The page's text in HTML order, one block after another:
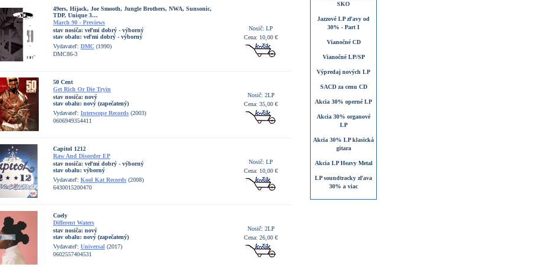
49ers, Hijack, Joe Smooth, Jungle Brothers, NWA, Sunsonic,
TDP, Unique 3…
March 90 - Previews
stav nosiča: veľmi dobrý - výborný
stav obalu: veľmi dobrý - výborný
Vydavateľ: DMC (1990)
DMC86-3
Nosič: LP
Cena: 10,00 €
50 Cent
Get Rich Or Die Tryin
stav nosiča: nový
stav obalu: nový (zapečatený)
Vydavateľ: Interscope Records (2003)
0606949354411
Nosič: 2LP
Cena: 35,00 €
Capitol 1212
Raw And Disorder EP
stav nosiča: veľmi dobrý - výborný
stav obalu: výborný
Vydavateľ: Kool Kat Records (2008)
6430015200470
Nosič: LP
Cena: 10,00 €
Coely
Different Waters
stav nosiča: nový
stav obalu: nový (zapečatený)
Vydavateľ: Universal (2017)
0602557404531
Nosič: 2LP
Cena: 26,00 €
SKO
Jazzové LP zľavy od
30% - Part I
Vianočné CD
Vianočné LP/SP
Výpredaj nových LP
SACD za cenu CD
Akcia 30% operné LP
Akcia 30% organové
LP
Akcia 30% LP klasická
gitara
Akcia LP Heavy Metal
LP soundtracky zľava
30% a viac